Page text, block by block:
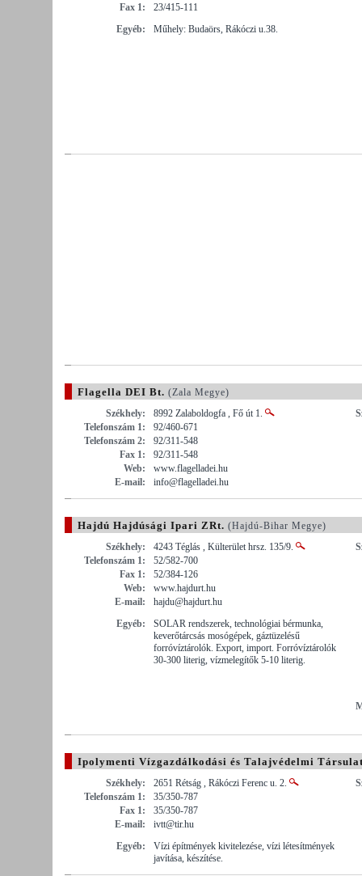
Fax 1:
23/415-111
Egyéb:
Műhely: Budaörs, Rákóczi u.38.
Flagella DEI Bt. (Zala Megye)
Székhely:
8992 Zalaboldogfa , Fő út 1.
Telefonszám 1:
92/460-671
Telefonszám 2:
92/311-548
Fax 1:
92/311-548
Web:
www.flagelladei.hu
E-mail:
info@flagelladei.hu
Hajdú Hajdúsági Ipari ZRt. (Hajdú-Bihar Megye)
Székhely:
4243 Téglás , Külterület hrsz. 135/9.
Telefonszám 1:
52/582-700
Fax 1:
52/384-126
Web:
www.hajdurt.hu
E-mail:
hajdu@hajdurt.hu
Egyéb:
SOLAR rendszerek, technológiai bérmunka,
keverőtárcsás mosógépek, gáztüzelésű
forróvíztárolók. Export, import. Forróvíztárolók
30-300 literig, vízmelegítők 5-10 literig.
Ipolymenti Vízgazdálkodási és Talajvédelmi
Székhely:
2651 Rétság , Rákóczi Ferenc u. 2.
Telefonszám 1:
35/350-787
Fax 1:
35/350-787
E-mail:
ivtt@tir.hu
Egyéb:
Vízi építmények kivitelezése, vízi létesítmények
javítása, készítése.